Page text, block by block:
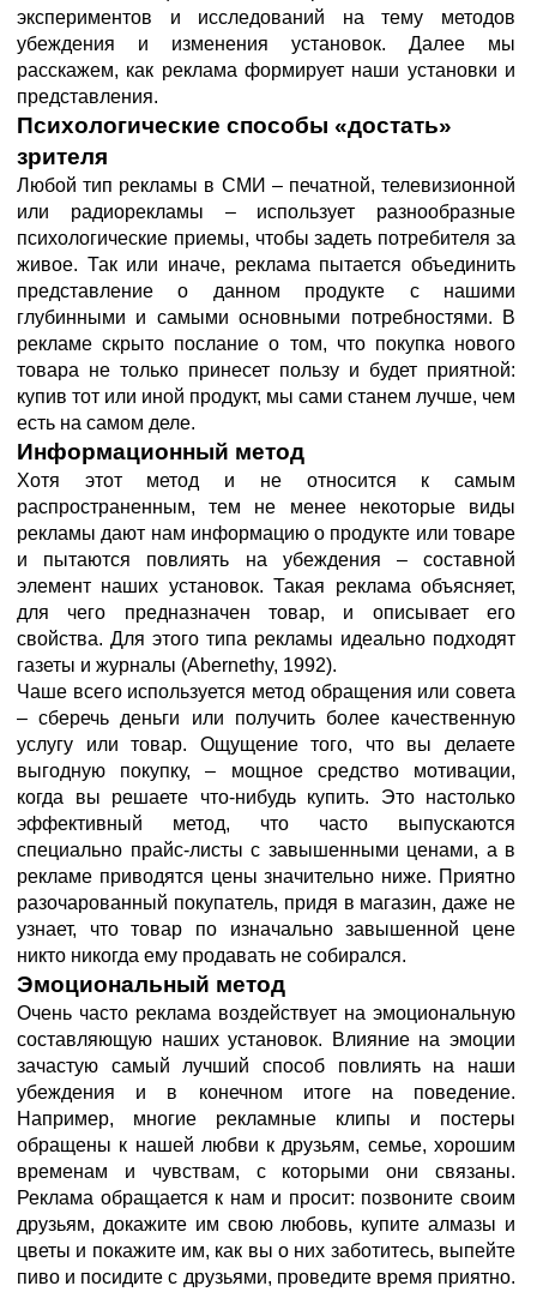
экспериментов и исследований на тему методов
убеждения и изменения установок. Далее мы
расскажем, как реклама формирует наши установки и
представления.
Психологические способы «достать»
зрителя
Любой тип рекламы в СМИ – печатной, телевизионной
или радиорекламы – использует разнообразные
психологические приемы, чтобы задеть потребителя за
живое. Так или иначе, реклама пытается объединить
представление о данном продукте с нашими
глубинными и самыми основными потребностями. В
рекламе скрыто послание о том, что покупка нового
товара не только принесет пользу и будет приятной:
купив тот или иной продукт, мы сами станем лучше, чем
есть на самом деле.
Информационный метод
Хотя этот метод и не относится к самым
распространенным, тем не менее некоторые виды
рекламы дают нам информацию о продукте или товаре
и пытаются повлиять на убеждения – составной
элемент наших установок. Такая реклама объясняет,
для чего предназначен товар, и описывает его
свойства. Для этого типа рекламы идеально подходят
газеты и журналы (Abernethy, 1992).
Чаше всего используется метод обращения или совета
– сберечь деньги или получить более качественную
услугу или товар. Ощущение того, что вы делаете
выгодную покупку, – мощное средство мотивации,
когда вы решаете что-нибудь купить. Это настолько
эффективный метод, что часто выпускаются
специально прайс-листы с завышенными ценами, а в
рекламе приводятся цены значительно ниже. Приятно
разочарованный покупатель, придя в магазин, даже не
узнает, что товар по изначально завышенной цене
никто никогда ему продавать не собирался.
Эмоциональный метод
Очень часто реклама воздействует на эмоциональную
составляющую наших установок. Влияние на эмоции
зачастую самый лучший способ повлиять на наши
убеждения и в конечном итоге на поведение.
Например, многие рекламные клипы и постеры
обращены к нашей любви к друзьям, семье, хорошим
временам и чувствам, с которыми они связаны.
Реклама обращается к нам и просит: позвоните своим
друзьям, докажите им свою любовь, купите алмазы и
цветы и покажите им, как вы о них заботитесь, выпейте
пиво и посидите с друзьями, проведите время приятно.